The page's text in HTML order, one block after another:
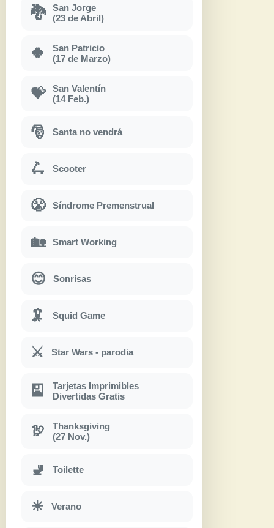
🐉
San Jorge
(23 de Abril)
🍀
San Patricio
(17 de Marzo)
💝
San Valentín
(14 Feb.)
🎅 Santa no vendrá
🛴 Scooter
😤 Síndrome Premenstrual
🏡 Smart Working
😊 Sonrisas
🦑 Squid Game
⚔ Star Wars - parodia
🎴
Tarjetas Imprimibles
Divertidas Gratis
🦃
Thanksgiving
(27 Nov.)
🚽 Toilette
☀ Verano